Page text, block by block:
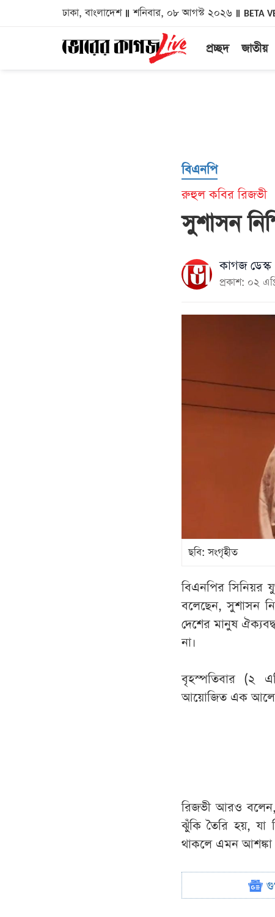
ঢাকা, বাংলাদেশ শনিবার, ০৮ আগস্ট ২০২৬ BETA
প্রচ্ছদ জাতীয়
বিএনপি
রুহুল কবির রিজভী
সুশাসন
কাগজ ডেস্ক
প্রকাশ: ০২
ছবি: সংগৃহীত
বিএনপির সিনিয়র
বলেছেন, সুশাসন
দেশের মানুষ
না।
বৃহস্পতিবার (২
আয়োজিত এক
রিজভী আরও বলেন,
ঝুঁকি তৈরি হয়, যা
থাকলে এমন আশঙ্কা